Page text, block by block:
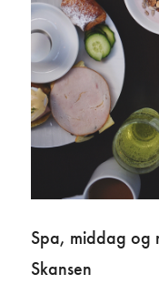
Spa, middag og
Skansen